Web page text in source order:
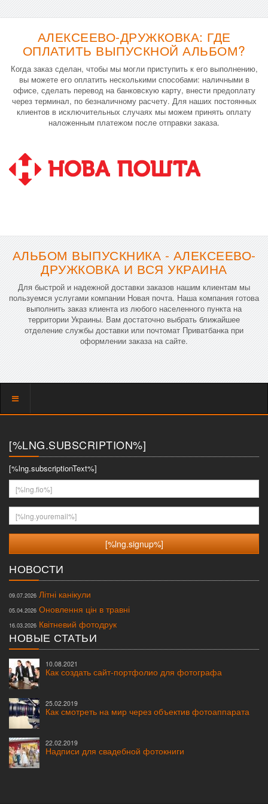
АЛЕКСЕЕВО-ДРУЖКОВКА: ГДЕ
ОПЛАТИТЬ ВЫПУСКНОЙ АЛЬБОМ?
Когда заказ сделан, чтобы мы могли приступить к его выполнению,
вы можете его оплатить несколькими способами: наличными в
офисе, сделать перевод на банковскую карту, внести предоплату
через терминал, по безналичному расчету. Для наших постоянных
клиентов в исключительных случаях мы можем принять оплату
наложенным платежом после отправки заказа.
АЛЬБОМ ВЫПУСКНИКА - АЛЕКСЕЕВО-
ДРУЖКОВКА И ВСЯ УКРАИНА
Для быстрой и надежной доставки заказов нашим клиентам мы
пользуемся услугами компании Новая почта. Наша компания готова
выполнить заказ клиента из любого населенного пункта на
территории Украины. Вам достаточно выбрать ближайшее
отделение службы доставки или почтомат Приватбанка при
оформлении заказа на сайте.
Показать
[%LNG.SUBSCRIPTION%]
[%lng.subscriptionText%]
[%lng.fio%]
[%lng.youremail%]
НОВОСТИ
09.07.2026 Літні канікули
05.04.2026 Оновлення цін в травні
16.03.2026 Квітневий фотодрук
НОВЫЕ СТАТЬИ
10.08.2021
Как создать сайт-портфолио для фотографа
25.02.2019
Как смотреть на мир через объектив фотоаппарата
22.02.2019
Надписи для свадебной фотокниги